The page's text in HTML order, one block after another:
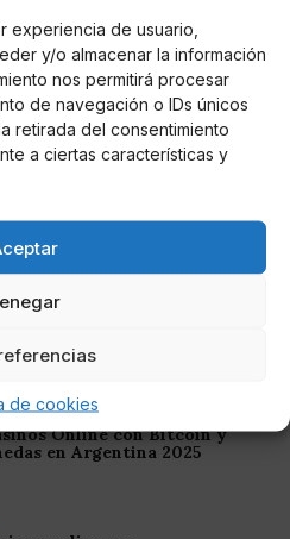
experiencia de usuario,
y/o almacenar la información
nos permitirá procesar
de navegación o IDs únicos
retirada del consentimiento
a ciertas características y
de cookies
especializado en
fútbol, fútbol femenino,
etcétera
Bitcoin Casinos
Online con Bitcoin y
en Argentina 2025